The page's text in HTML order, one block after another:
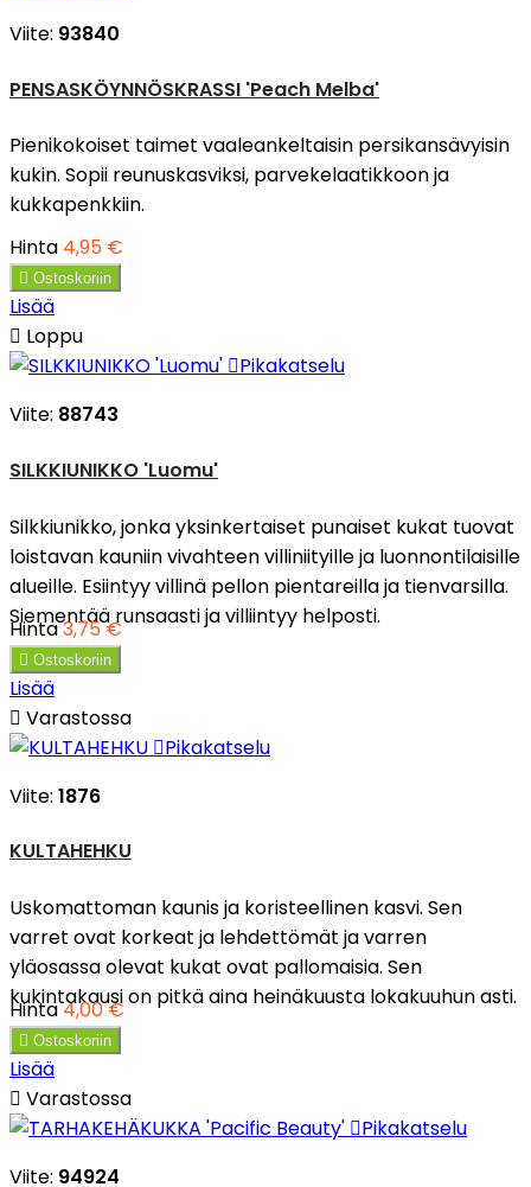
Viite: 93840
PENSASKÖYNNÖSKRASSI 'Peach Melba'
Pienikokoiset taimet vaaleankeltaisin persikansävyisin
kukin. Sopii reunuskasviksi, parvekelaatikkoon ja
kukkapenkkiin.
Hinta 4,95 €
 Ostoskoriin
Lisää
 Loppu
Pikakatselu
Viite: 88743
SILKKIUNIKKO 'Luomu'
Silkkiunikko, jonka yksinkertaiset punaiset kukat tuovat
loistavan kauniin vivahteen villiniityille ja luonnontilaisille
alueille. Esiintyy villinä pellon pientareilla ja tienvarsilla.
Siementää runsaasti ja villiintyy helposti.
Hinta3,75 €
 Ostoskoriin
Lisää
 Varastossa
Pikakatselu
Viite: 1876
KULTAHEHKU
Uskomattoman kaunis ja koristeellinen kasvi. Sen
varret ovat korkeat ja lehdettömät ja varren
yläosassa olevat kukat ovat pallomaisia. Sen
kukintakausi on pitkä aina heinäkuusta lokakuuhun asti.
Hinta4,00 €
 Ostoskoriin
Lisää
 Varastossa
Pikakatselu
Viite: 94924